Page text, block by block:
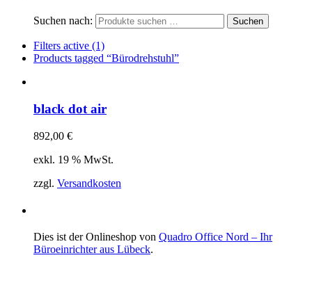
Suchen nach:
Filters active (1)
Products tagged “Bürodrehstuhl”
black dot air
892,00 €
exkl. 19 % MwSt.
zzgl. Versandkosten
Dies ist der Onlineshop von Quadro Office Nord – Ihr
Büroeinrichter aus Lübeck.